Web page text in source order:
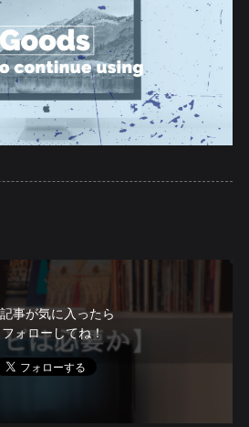
事が気に入ったら
フォローしてね！